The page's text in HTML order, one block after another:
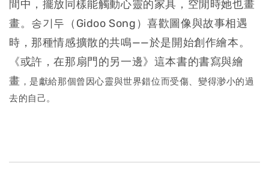
間中，擺放同樣能觸動心靈的家具，空閒時她也畫
畫。송기두（Gidoo Song）喜歡圖像與故事相遇
時，那種情感擴散的共鳴——於是開始創作繪本。
《或許，在那扇門的另一邊》這本書的書寫與繪
畫 ，是獻給那個曾因心靈與世界錯位而受傷、變得渺小的過
去的自己。